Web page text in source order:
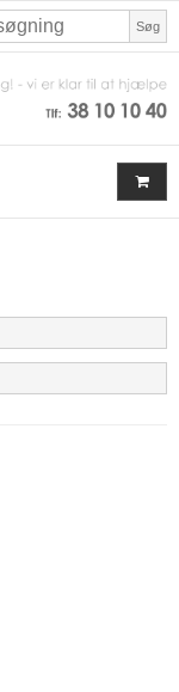
Søg